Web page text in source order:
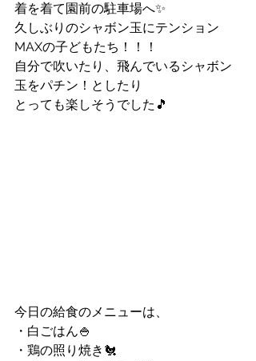
着を着て園前の駐車場へ✨
久しぶりのシャボン玉にテンション
MAXの子どもたち！！！
自分で吹いたり、飛んでいるシャボン
玉をパチン！としたり
とっても楽しそうでした🎵
今日の給食のメニューは、
・白ごはん🍚
・鶏の照り焼き🐔